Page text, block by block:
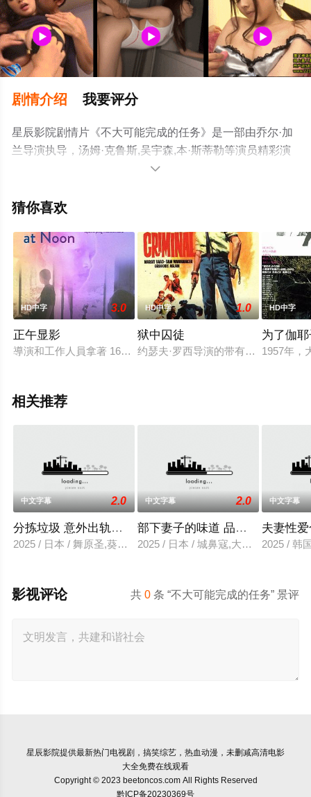
剧情介绍 我要评分
星辰影院剧情片《不大可能完成的任务》是一部由乔尔·加
兰导演执导，汤姆·克鲁斯,吴宇森,本·斯蒂勒等演员精彩演
绎的美国电影，手机免费观看高清无删减完整版电影大全
猫或剧情网等平台了解。

猜你喜欢
HD中字 3.0
正午显影
導演和工作人員拿著 16mm 攝影機訪問泰國小市民, 請他們說
HD中字 1.0
狱中囚徒
约瑟夫·罗西导演的带有黑色电影风
HD中字
为了伽
1957年，
相关推荐
中文字幕 2.0
分拣垃圾 意外出轨性爱
2025 / 日本 / 舞原圣,葵悠太
中文字幕 2.0
部下妻子的味道 品尝的上司
2025 / 日本 / 城鼻寇,大泽透,中山健二
中文字幕
夫妻性
2025 / 韩
共0 条 “不大可能完成的任务” 景评
影视评论
星辰影院提供最新热门电视剧，搞笑综艺，热血动漫，未删减高清电影
大全免费在线观看
Copyright © 2023 beetoncos.com All Rights Reserved
黔ICP备20230369号